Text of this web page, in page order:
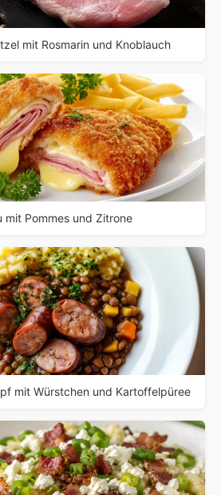
mit Rosmarin und Knoblauch
mit Pommes und Zitrone
mit Würstchen und Kartoffelpüree